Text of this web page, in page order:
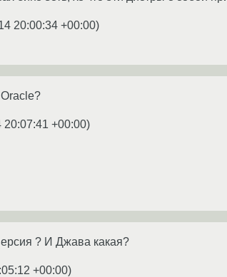
20:00:34 +00:00)
20:07:41 +00:00)
? И Джава какая?
+00:00)